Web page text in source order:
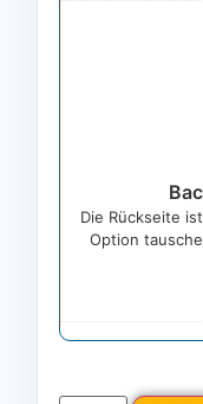
Die Rückseite
Option